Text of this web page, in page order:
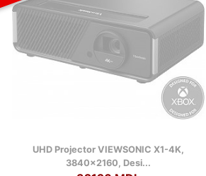
UHD Projector VIEWSONIC X1-4K,
3840x2160, Desi...